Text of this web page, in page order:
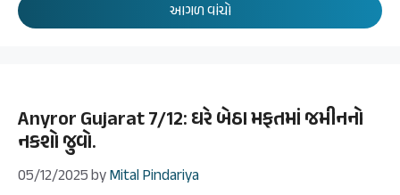
આગળ વાંચો
Anyror Gujarat 7/12: ઘરે બેઠા મફતમાં જમીનનો
નકશો જુવો.
05/12/2025byMital Pindariya